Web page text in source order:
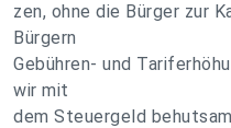
zen, ohne die Bürger zur
Bürgern
Gebühren- und
wir mit
dem Steuergeld